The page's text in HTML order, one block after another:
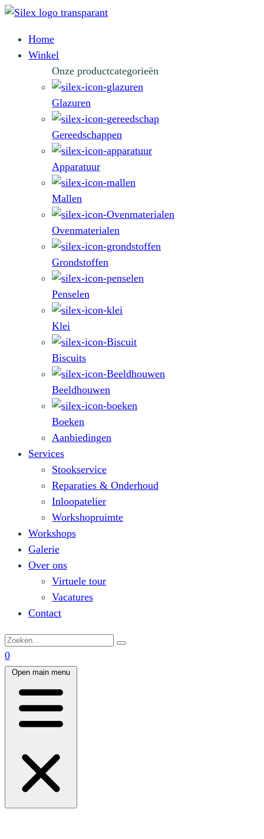
Home
Winkel
Onze productcategorieën
Glazuren
Gereedschappen
Apparatuur
Mallen
Ovenmaterialen
Grondstoffen
Penselen
Klei
Biscuits
Beeldhouwen
Boeken
Aanbiedingen
Services
Stookservice
Reparaties & Onderhoud
Inloopatelier
Workshopruimte
Workshops
Galerie
Over ons
Virtuele tour
Vacatures
Contact
0
Open main menu